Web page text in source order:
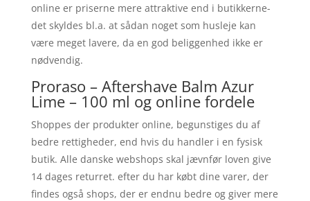
online er priserne mere attraktive end i butikkerne-
det skyldes bl.a. at sådan noget som husleje kan
være meget lavere, da en god beliggenhed ikke er
nødvendig.
Proraso – Aftershave Balm Azur
Lime – 100 ml og online fordele
Shoppes der produkter online, begunstiges du af
bedre rettigheder, end hvis du handler i en fysisk
butik. Alle danske webshops skal jævnfør loven give
14 dages returret. efter du har købt dine varer, der
findes også shops, der er endnu bedre og giver mere